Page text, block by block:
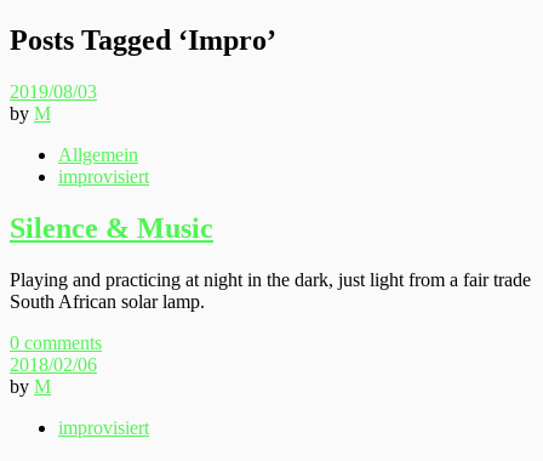
Posts Tagged ‘Impro’
2019/08/03
by M
Allgemein
improvisiert
Silence & Music
Playing and practicing at night in the dark, just light from a fair trade
South African solar lamp.
0 comments
2018/02/06
by M
improvisiert